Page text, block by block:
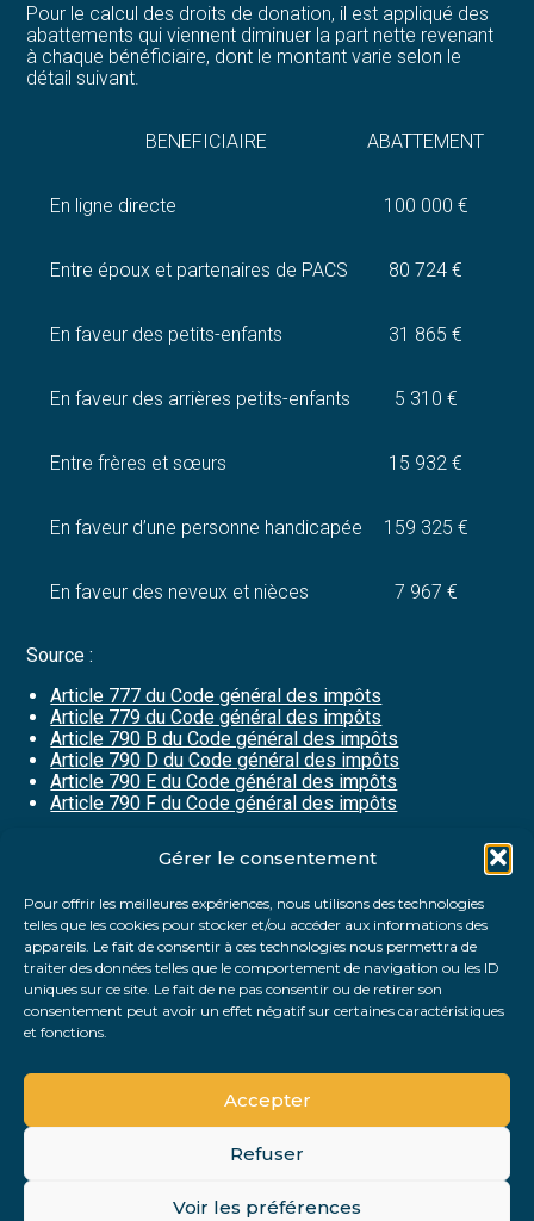
Gérer le consentement
Pour offrir les meilleures expériences, nous utilisons des technologies
telles que les cookies pour stocker et/ou accéder aux informations des
appareils. Le fait de consentir à ces technologies nous permettra de
traiter des données telles que le comportement de navigation ou les ID
uniques sur ce site. Le fait de ne pas consentir ou de retirer son
consentement peut avoir un effet négatif sur certaines caractéristiques
et fonctions.
Accepter
Refuser
Voir les préférences
Pour le calcul des droits de donation, il est appliqué des
abattements qui viennent diminuer la part nette revenant
à chaque bénéficiaire, dont le montant varie selon le
détail suivant.
BENEFICIAIRE ABATTEMENT
En ligne directe 100 000 €
Entre époux et partenaires de PACS 80 724 €
En faveur des petits-enfants 31 865 €
En faveur des arrières petits-enfants 5 310 €
Entre frères et sœurs 15 932 €
En faveur d’une personne handicapée 159 325 €
En faveur des neveux et nièces 7 967 €
Source :
Article 777 du Code général des impôts
Article 779 du Code général des impôts
Article 790 B du Code général des impôts
Article 790 D du Code général des impôts
Article 790 E du Code général des impôts
Article 790 F du Code général des impôts
FaceBook
TwitterLinkedIn
PLAN DU SITE